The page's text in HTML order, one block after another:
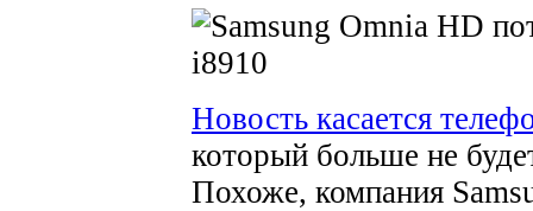
Новость касается
который больше не
Похоже, компания